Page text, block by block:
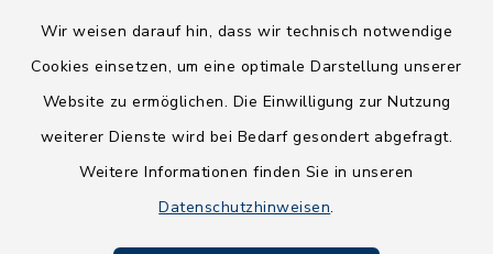
Wir weisen darauf hin, dass wir technisch notwendige
Cookies einsetzen, um eine optimale Darstellung unserer
Website zu ermöglichen. Die Einwilligung zur Nutzung
weiterer Dienste wird bei Bedarf gesondert abgefragt.
Weitere Informationen finden Sie in unseren
Datenschutzhinweisen.
Barrierefreiheit